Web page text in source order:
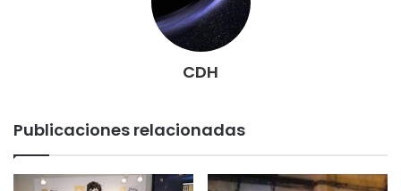
CDH
Publicaciones relacionadas